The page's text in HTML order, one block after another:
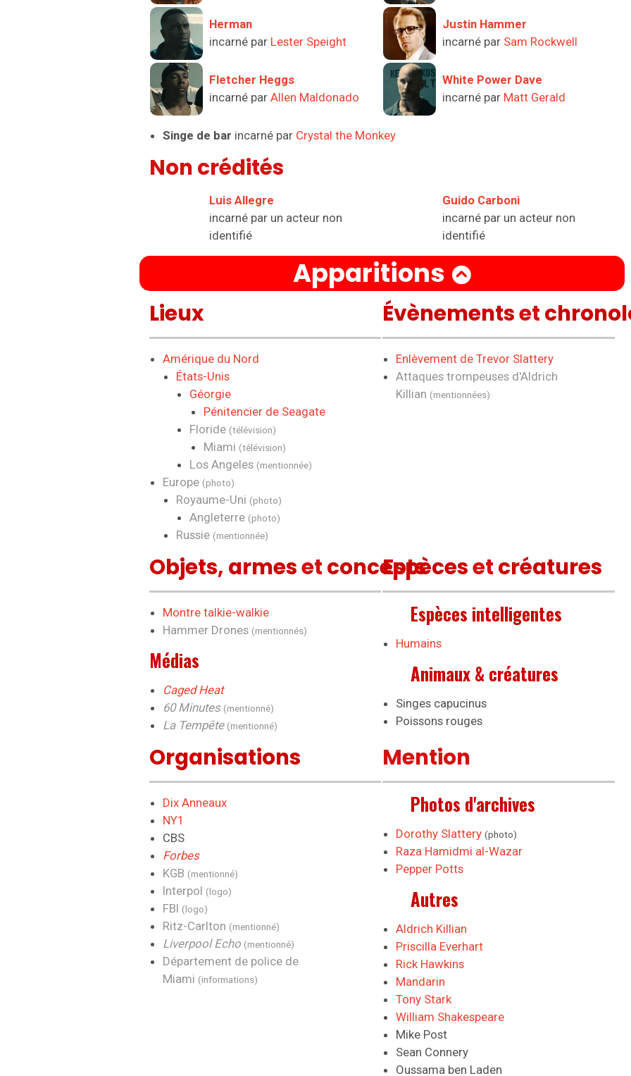
Herman
incarné par Lester Speight
Justin Hammer
incarné par Sam Rockwell
Fletcher Heggs
incarné par Allen Maldonado
White Power Dave
incarné par Matt Gerald
Singe de bar incarné par Crystal the Monkey
Non crédités
Luis Allegre
incarné par un acteur non
identifié
Guido Carboni
incarné par un acteur non
identifié
Apparitions
Lieux
Amérique du Nord
États-Unis
Géorgie
Pénitencier de Seagate
Floride (télévision)
Miami (télévision)
Los Angeles (mentionnée)
Europe (photo)
Royaume-Uni (photo)
Angleterre (photo)
Russie (mentionnée)
Évènementset
Enlèvement de Trevor Slattery
Attaques trompeuses d'Aldrich
Killian (mentionnées)
Objets,armesetconcepts
Montre talkie-walkie
Hammer Drones (mentionnés)
Médias
Caged Heat
60 Minutes (mentionné)
La Tempête (mentionné)
Espècesetcréatures
Espèces intelligentes
Humains
Animaux & créatures
Singes capucinus
Poissons rouges
Organisations
Dix Anneaux
NY1
CBS
Forbes
KGB (mentionné)
Interpol (logo)
FBI (logo)
Ritz-Carlton (mentionné)
Liverpool Echo (mentionné)
Département de police de
Miami (informations)
Mention
Photos d'archives
Dorothy Slattery (photo)
Raza Hamidmi al-Wazar
Pepper Potts
Autres
Aldrich Killian
Priscilla Everhart
Rick Hawkins
Mandarin
Tony Stark
William Shakespeare
Mike Post
Sean Connery
Oussama ben Laden